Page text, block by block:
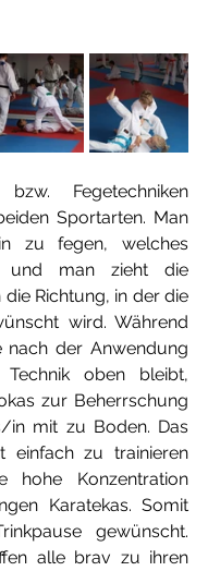
bzw. Fegetechniken
Sportarten. Man
zu fegen, welches
und man zieht die
die Richtung, in der die
wird. Während
nach der Anwendung
oben bleibt,
zur Beherrschung
in mit zu Boden. Das
einfach zu trainieren
hohe Konzentration
Karatekas. Somit
gewünscht.
alle brav zu ihren